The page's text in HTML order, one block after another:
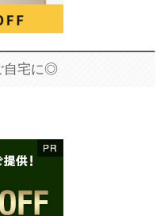
自宅に◎